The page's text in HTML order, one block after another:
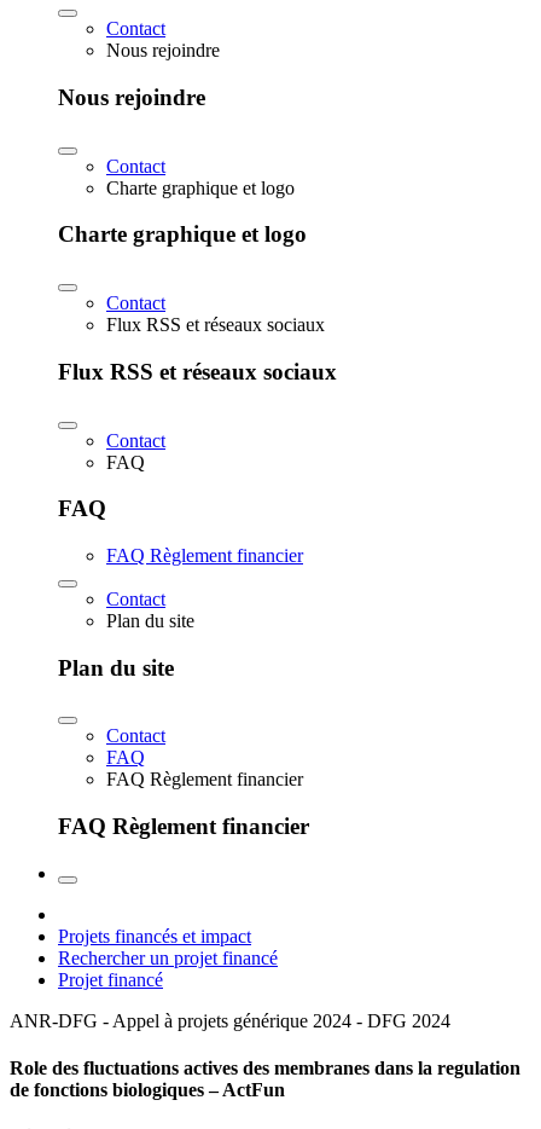
Contact
Nous rejoindre
Nous rejoindre
Contact
Charte graphique et logo
Charte graphique et logo
Contact
Flux RSS et réseaux sociaux
Flux RSS et réseaux sociaux
Contact
FAQ
FAQ
FAQ Règlement financier
Contact
Plan du site
Plan du site
Contact
FAQ
FAQ Règlement financier
FAQ Règlement financier
Projets financés et impact
Rechercher un projet financé
Projet financé
ANR-DFG - Appel à projets générique 2024 - DFG 2024
Role des fluctuations actives des membranes dans la regulation
de fonctions biologiques – ActFun